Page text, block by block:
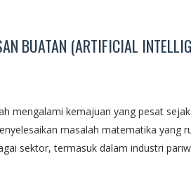
BUATAN (ARTIFICIAL
mengalami kemajuan yang pesat
masalah matematika yang
sektor, termasuk dalam industri